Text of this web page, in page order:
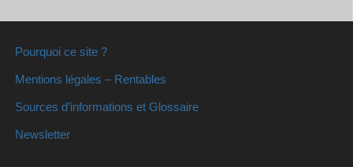
Pourquoi ce site ?
Mentions légales – Rentables
Sources d’informations et Glossaire
Newsletter